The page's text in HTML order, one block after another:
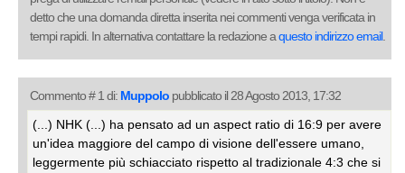
detto che una domanda diretta inserita nei commenti venga verificata in
tempi rapidi. In alternativa contattare la redazione aquesto indirizzo email.
Commento # 1 di: Muppolo pubblicato il 28 Agosto 2013, 17:32
(...) NHK (...) ha pensato ad un aspect ratio di 16:9 per avere
un'idea maggiore del campo di visione dell'essere umano,
leggermente più schiacciato rispetto al tradizionale 4:3 che si